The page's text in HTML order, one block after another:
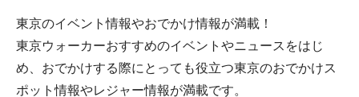
東京のイベント情報やおでかけ情報が満載！
東京ウォーカーおすすめのイベントやニュースをはじ
め、おでかけする際にとっても役立つ東京のおでかけス
ポット情報やレジャー情報が満載です。